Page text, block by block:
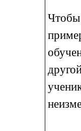
Чтобы